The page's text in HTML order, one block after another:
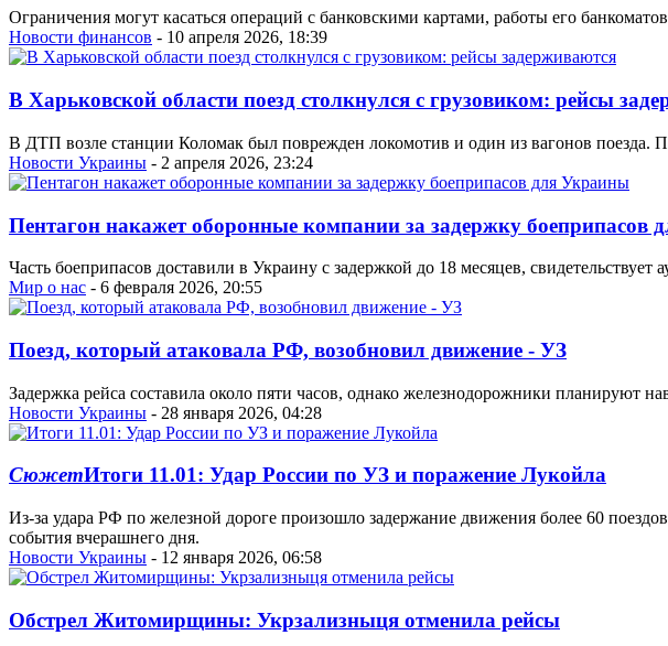
Ограничения могут касаться операций с банковскими картами, работы его
Новости финансов - 10 апреля 2026, 18:39
В Харьковской области поезд столкнулся с грузовиком: рейсы
В ДТП возле станции Коломак был поврежден локомотив и один из вагонов поезда.
Новости Украины - 2 апреля 2026, 23:24
Пентагон накажет оборонные компании за задержку боеприпасов
Часть боеприпасов доставили в Украину с задержкой до 18 месяцев, свидетельствует
Мир о нас - 6 февраля 2026, 20:55
Поезд, который атаковала РФ, возобновил движение - УЗ
Задержка рейса составила около пяти часов, однако железнодорожники планируют
Новости Украины - 28 января 2026, 04:28
СюжетИтоги 11.01: Удар России по УЗ и поражение Лукойла
Из-за удара РФ по железной дороге произошло задержание движения более 60
события вчерашнего дня.
Новости Украины - 12 января 2026, 06:58
Обстрел Житомирщины: Укрзализныця отменила рейсы